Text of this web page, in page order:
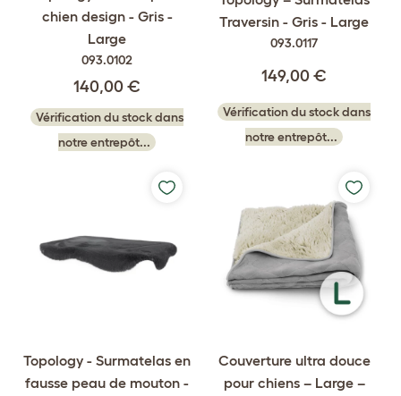
chien design - Gris -
Large
093.0102
140,00 €
Vérification du stock dans
notre entrepôt...
Traversin - Gris - Large
093.0117
149,00 €
Vérification du stock dans
notre entrepôt...
Topology - Surmatelas en
fausse peau de mouton -
Couverture ultra douce
pour chiens – Large –